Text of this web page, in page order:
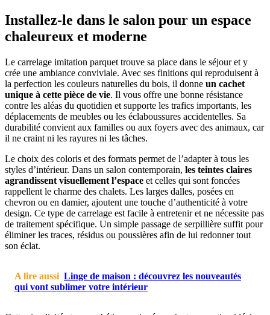
Installez-le dans le salon pour un espace
chaleureux et moderne
Le carrelage imitation parquet trouve sa place dans le séjour et y
crée une ambiance conviviale. Avec ses finitions qui reproduisent à
la perfection les couleurs naturelles du bois, il donne un cachet
unique à cette pièce de vie. Il vous offre une bonne résistance
contre les aléas du quotidien et supporte les trafics importants, les
déplacements de meubles ou les éclaboussures accidentelles. Sa
durabilité convient aux familles ou aux foyers avec des animaux, car
il ne craint ni les rayures ni les tâches.
Le choix des coloris et des formats permet de l’adapter à tous les
styles d’intérieur. Dans un salon contemporain, les teintes claires
agrandissent visuellement l’espace et celles qui sont foncées
rappellent le charme des chalets. Les larges dalles, posées en
chevron ou en damier, ajoutent une touche d’authenticité à votre
design. Ce type de carrelage est facile à entretenir et ne nécessite pas
de traitement spécifique. Un simple passage de serpillière suffit pour
éliminer les traces, résidus ou poussières afin de lui redonner tout
son éclat.
A lire aussi Linge de maison : découvrez les nouveautés
qui vont sublimer votre intérieur